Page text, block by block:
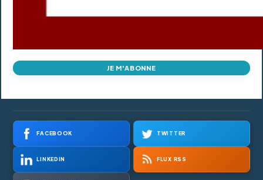
JE M'ABONNE
FACEBOOK TWITTER
LINKEDIN FLUX RSS